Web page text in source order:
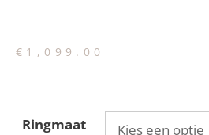
€ 1,099.00
Ringmaat